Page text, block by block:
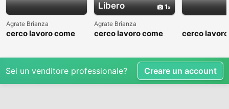
Agrate Brianza
cerco lavoro come
Libero 1
Agrate Brianza
cerco lavoro come
cerco
Sei un venditore professionale? Creare un account